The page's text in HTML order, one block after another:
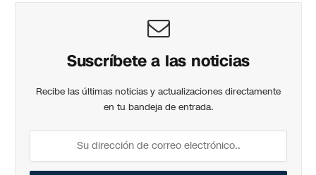
Suscríbete a las noticias
Recibe las últimas noticias y actualizaciones directamente
en tu bandeja de entrada.